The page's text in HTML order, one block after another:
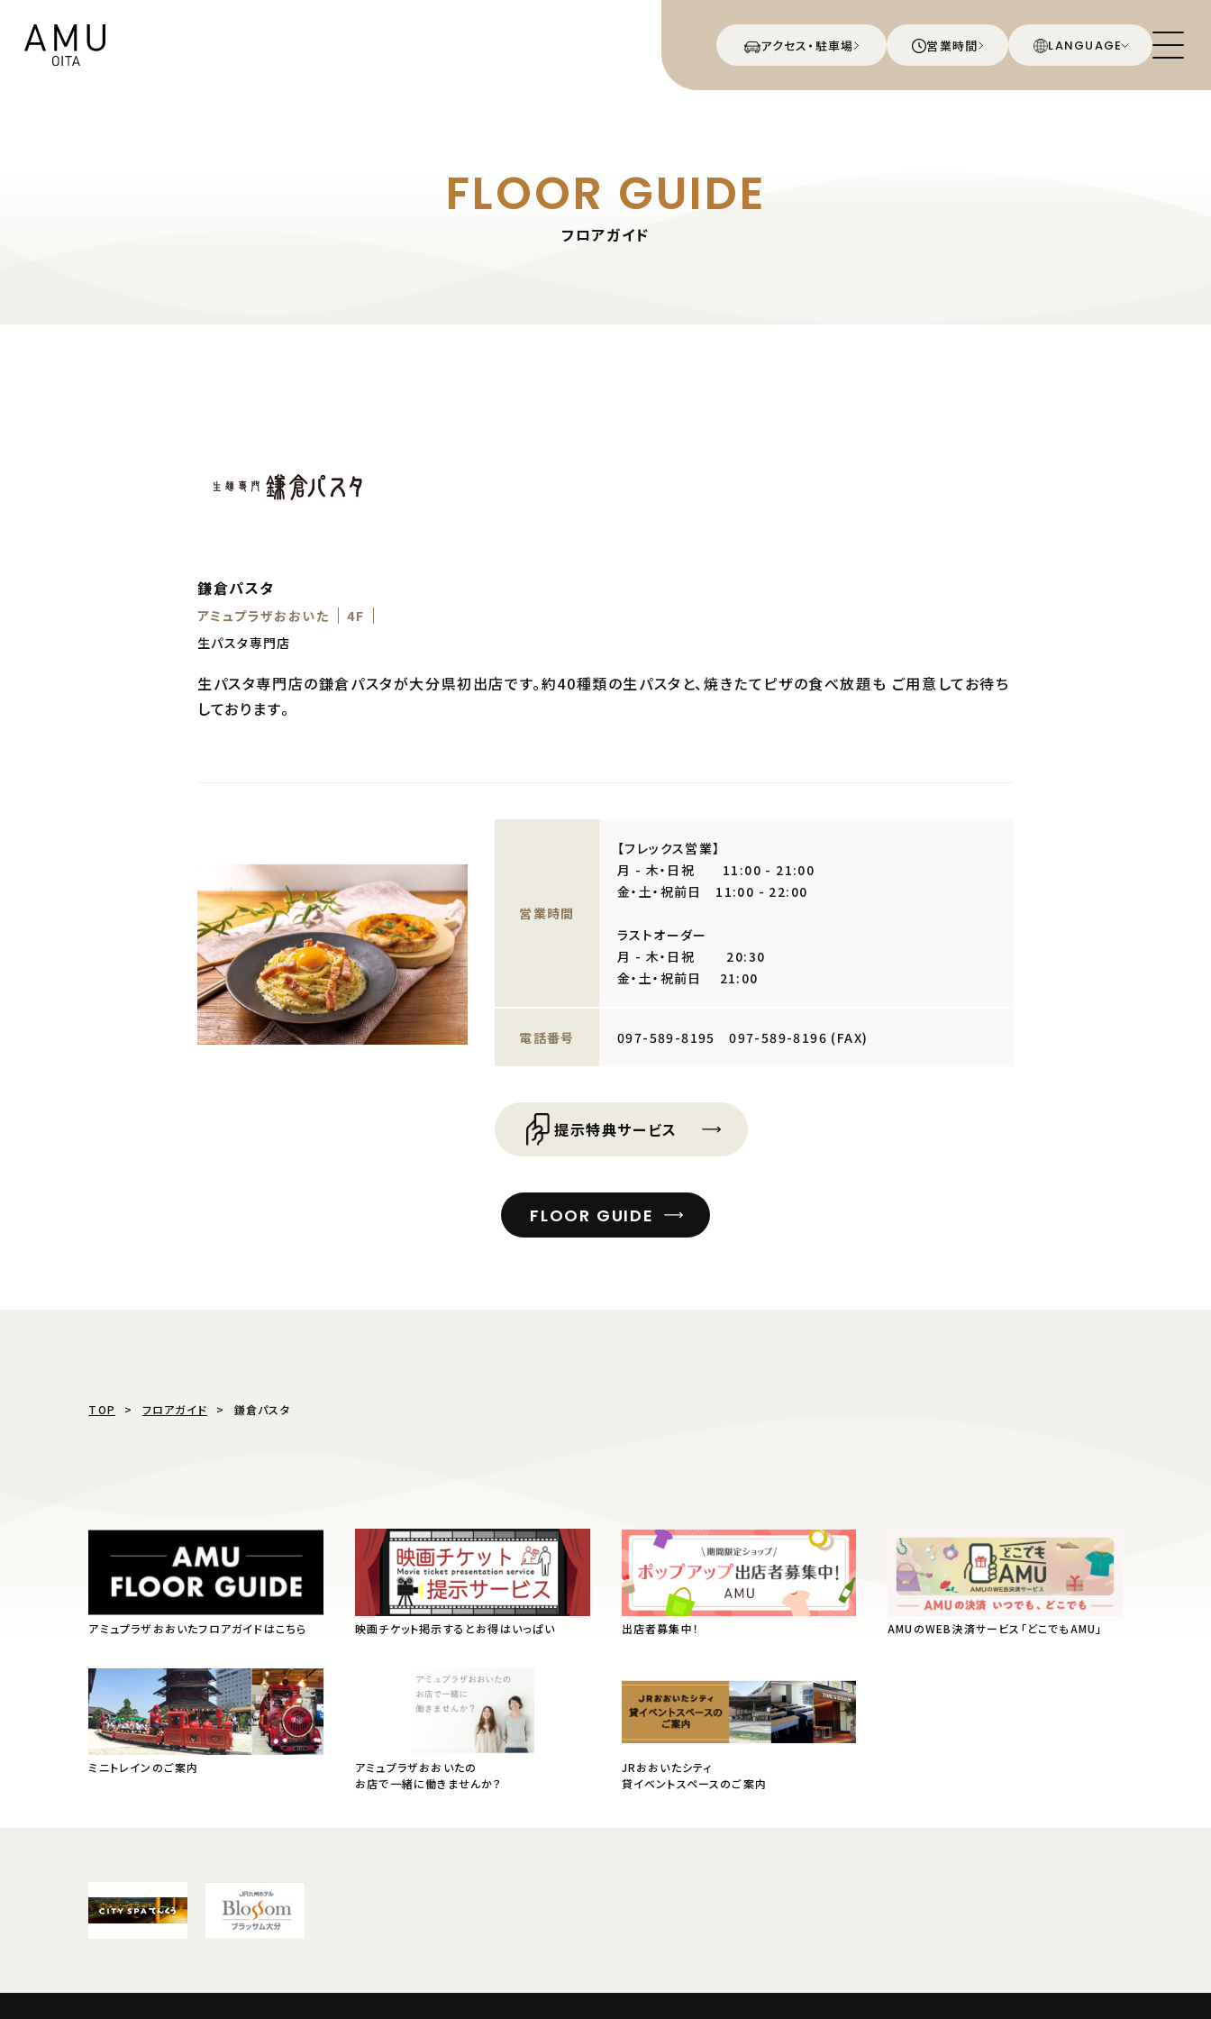
アクセス・駐車場 営業時間 LANGUAGE
FLOOR GUIDE
フロアガイド
鎌倉パスタ
アミュプラザおおいた
4F
生パスタ専門店
生パスタ専門店の鎌倉パスタが大分県初出店です。約40種類の生パスタと、焼きたてピザの食べ放題も ご用意してお待ち
しております。
営業時間
【フレックス営業】
月 - 木・日祝 11:00 - 21:00
金・土・祝前日 11:00 - 22:00
ラストオーダー
月 - 木・日祝 20:30
金・土・祝前日 21:00
電話番号 097-589-8195 097-589-8196 (FAX)
提示特典サービス
FLOOR GUIDE
TOP フロアガイド 鎌倉パスタ
アミュプラザおおいたフロアガイドはこちら 映画チケット掲示するとお得はいっぱい 出店者募集中！ AMUのWEB決済サービス「どこでもAMU」
ミニトレインのご案内
アミュプラザおおいたの
お店で一緒に働きませんか？
JRおおいたシティ
貸イベントスペースのご案内